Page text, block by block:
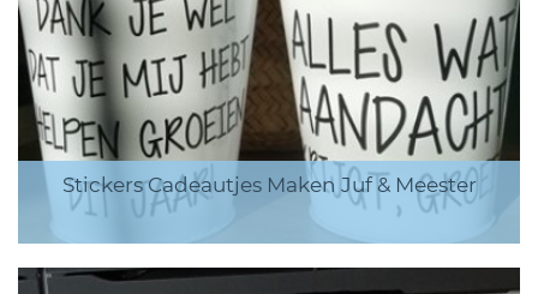
Stickers Cadeautjes Maken Juf & Meester